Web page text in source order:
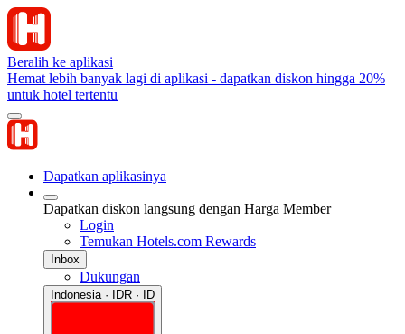
Beralih ke aplikasi
Hemat lebih banyak lagi di aplikasi - dapatkan diskon hingga 20%
untuk hotel tertentu
Dapatkan aplikasinya
Dapatkan diskon langsung dengan Harga Member
Login
Temukan Hotels.com Rewards
Inbox
Dukungan
Indonesia · IDR · ID